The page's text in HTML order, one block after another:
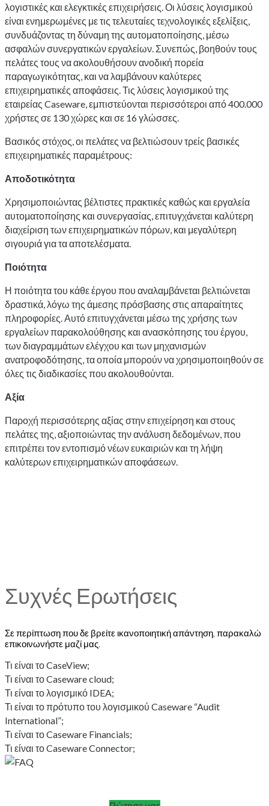
λογιστικές και ελεγκτικές επιχειρήσεις. Οι λύσεις λογισμικού
είναι ενημερωμένες με τις τελευταίες τεχνολογικές εξελίξεις,
συνδυάζοντας τη δύναμη της αυτοματοποίησης, μέσω
ασφαλών συνεργατικών εργαλείων. Συνεπώς, βοηθούν τους
πελάτες τους να ακολουθήσουν ανοδική πορεία
παραγωγικότητας, και να λαμβάνουν καλύτερες
επιχειρηματικές αποφάσεις. Τις λύσεις λογισμικού της
εταιρείας Caseware, εμπιστεύονται περισσότεροι από 400.000
χρήστες σε 130 χώρες και σε 16 γλώσσες.
Βασικός στόχος, οι πελάτες να βελτιώσουν τρείς βασικές
επιχειρηματικές παραμέτρους:
Αποδοτικότητα
Χρησιμοποιώντας βέλτιστες πρακτικές καθώς και εργαλεία
αυτοματοποίησης και συνεργασίας, επιτυγχάνεται καλύτερη
διαχείριση των επιχειρηματικών πόρων, και μεγαλύτερη
σιγουριά για τα αποτελέσματα.
Ποιότητα
Η ποιότητα του κάθε έργου που αναλαμβάνεται βελτιώνεται
δραστικά, λόγω της άμεσης πρόσβασης στις απαραίτητες
πληροφορίες. Αυτό επιτυγχάνεται μέσω της χρήσης των
εργαλείων παρακολούθησης και ανασκόπησης του έργου,
των διαγραμμάτων ελέγχου και των μηχανισμών
ανατροφοδότησης, τα οποία μπορούν να χρησιμοποιηθούν σε
όλες τις διαδικασίες που ακολουθούνται.
Αξία
Παροχή περισσότερης αξίας στην επιχείρηση και στους
πελάτες της, αξιοποιώντας την ανάλυση δεδομένων, που
επιτρέπει τον εντοπισμό νέων ευκαιριών και τη λήψη
καλύτερων επιχειρηματικών αποφάσεων.
Συχνές Ερωτήσεις
Σε περίπτωση που δε βρείτε ικανοποιητική απάντηση, παρακαλώ
επικοινωνήστε μαζί μας.
Τι είναι το CaseView;
Τι είναι το Caseware cloud;
Τι είναι το λογισμικό IDEA;
Τι είναι το πρότυπο του λογισμικού Caseware “Audit
International”;
Τι είναι το Caseware Financials;
Τι είναι το Caseware Connector;